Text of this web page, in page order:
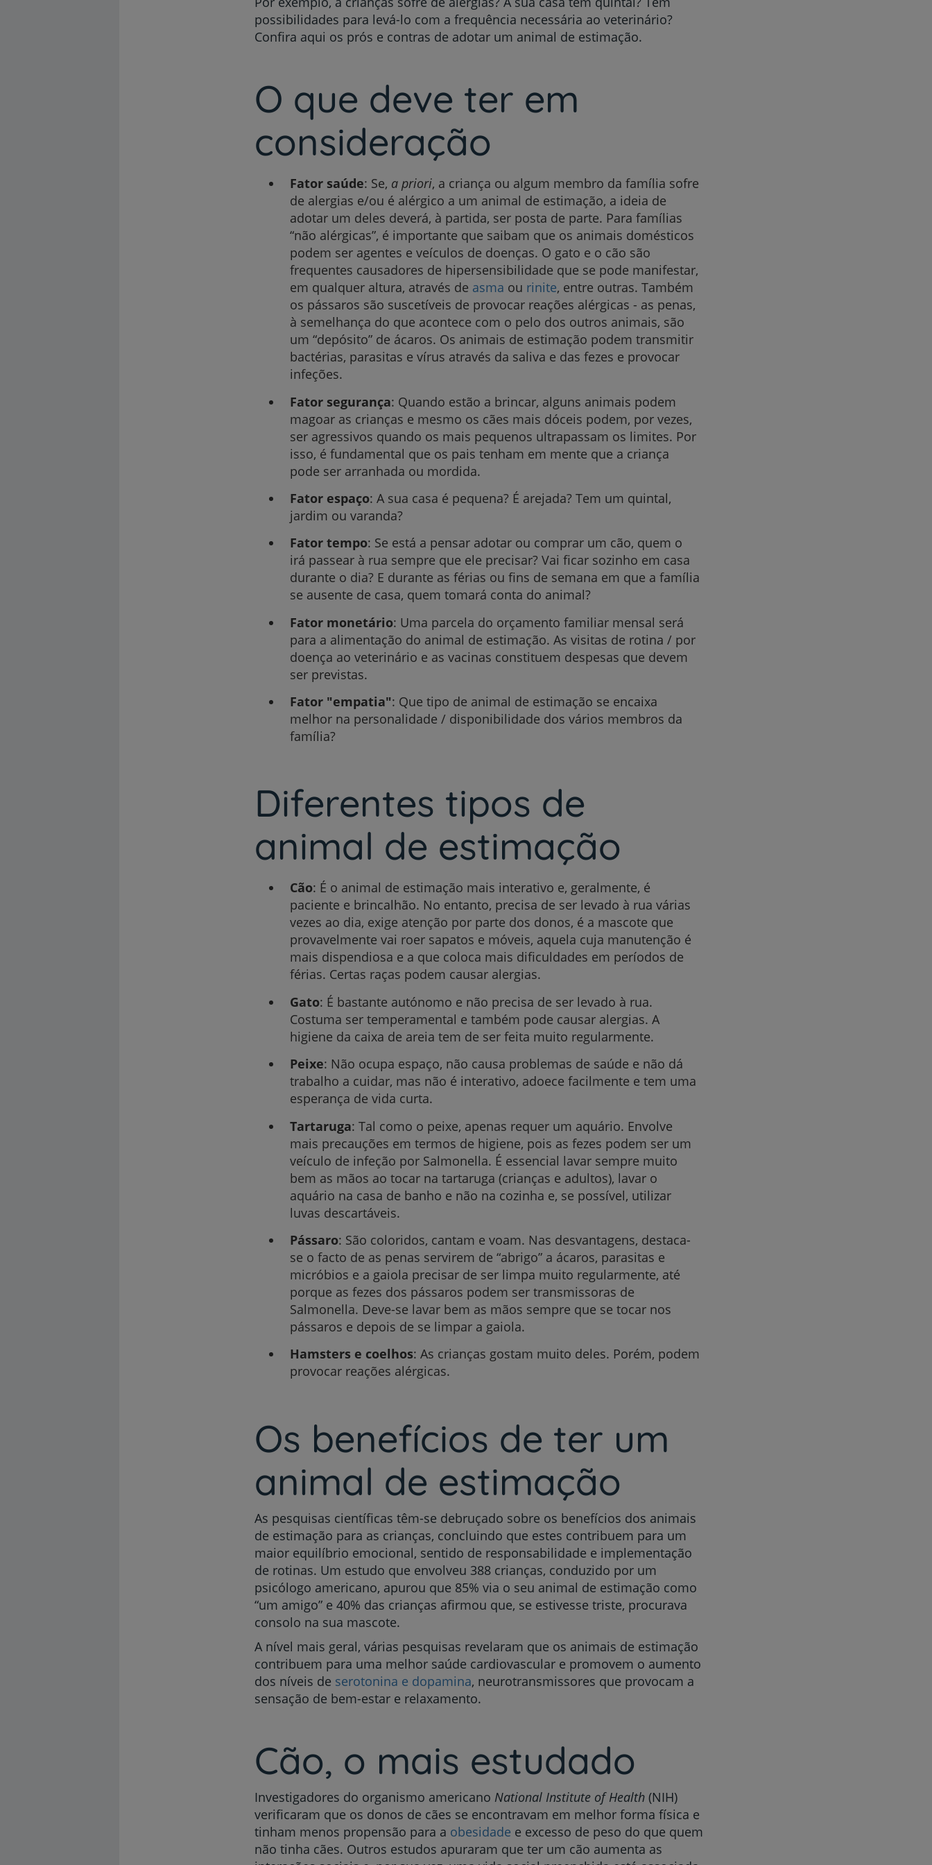
Prevenção e bem-estar
Serviços CUF
Plano +CUF
My CUF
Clientes e acompanhantes
CUF Academic Center
Para profissionais
Sobre nós
Contacte-nos
possibilidades para levá-lo com a frequência necessária ao veterinário?
Confira aqui os prós e contras de adotar um animal de estimação.
O que deve ter em
consideração
Fator saúde: Se, a priori, a criança ou algum membro da família sofre
de alergias e/ou é alérgico a um animal de estimação, a ideia de
adotar um deles deverá, à partida, ser posta de parte. Para famílias
“não alérgicas”, é importante que saibam que os animais domésticos
podem ser agentes e veículos de doenças. O gato e o cão são
frequentes causadores de hipersensibilidade que se pode manifestar,
em qualquer altura, através de asma ou rinite, entre outras. Também
os pássaros são suscetíveis de provocar reações alérgicas - as penas,
à semelhança do que acontece com o pelo dos outros animais, são
um “depósito” de ácaros. Os animais de estimação podem transmitir
bactérias, parasitas e vírus através da saliva e das fezes e provocar
infeções.
Fator segurança: Quando estão a brincar, alguns animais podem
magoar as crianças e mesmo os cães mais dóceis podem, por vezes,
ser agressivos quando os mais pequenos ultrapassam os limites. Por
isso, é fundamental que os pais tenham em mente que a criança
pode ser arranhada ou mordida.
Fator espaço: A sua casa é pequena? É arejada? Tem um quintal,
jardim ou varanda?
Fator tempo: Se está a pensar adotar ou comprar um cão, quem o
irá passear à rua sempre que ele precisar? Vai ficar sozinho em casa
durante o dia? E durante as férias ou fins de semana em que a família
se ausente de casa, quem tomará conta do animal?
Fator monetário: Uma parcela do orçamento familiar mensal será
para a alimentação do animal de estimação. As visitas de rotina / por
doença ao veterinário e as vacinas constituem despesas que devem
ser previstas.
Fator "empatia": Que tipo de animal de estimação se encaixa
melhor na personalidade / disponibilidade dos vários membros da
família?
Diferentes tipos de
animal de estimação
Cão: É o animal de estimação mais interativo e, geralmente, é
paciente e brincalhão. No entanto, precisa de ser levado à rua várias
vezes ao dia, exige atenção por parte dos donos, é a mascote que
provavelmente vai roer sapatos e móveis, aquela cuja manutenção é
mais dispendiosa e a que coloca mais dificuldades em períodos de
férias. Certas raças podem causar alergias.
Gato: É bastante autónomo e não precisa de ser levado à rua.
Costuma ser temperamental e também pode causar alergias. A
higiene da caixa de areia tem de ser feita muito regularmente.
Peixe: Não ocupa espaço, não causa problemas de saúde e não dá
trabalho a cuidar, mas não é interativo, adoece facilmente e tem uma
esperança de vida curta.
Tartaruga: Tal como o peixe, apenas requer um aquário. Envolve
mais precauções em termos de higiene, pois as fezes podem ser um
veículo de infeção por Salmonella. É essencial lavar sempre muito
bem as mãos ao tocar na tartaruga (crianças e adultos), lavar o
aquário na casa de banho e não na cozinha e, se possível, utilizar
luvas descartáveis.
Pássaro: São coloridos, cantam e voam. Nas desvantagens, destaca-
se o facto de as penas servirem de “abrigo” a ácaros, parasitas e
micróbios e a gaiola precisar de ser limpa muito regularmente, até
porque as fezes dos pássaros podem ser transmissoras de
Salmonella. Deve-se lavar bem as mãos sempre que se tocar nos
pássaros e depois de se limpar a gaiola.
Hamsters e coelhos: As crianças gostam muito deles. Porém, podem
provocar reações alérgicas.
Os benefícios de ter um
animal de estimação
As pesquisas científicas têm-se debruçado sobre os benefícios dos animais
de estimação para as crianças, concluindo que estes contribuem para um
maior equilíbrio emocional, sentido de responsabilidade e implementação
de rotinas. Um estudo que envolveu 388 crianças, conduzido por um
psicólogo americano, apurou que 85% via o seu animal de estimação como
“um amigo” e 40% das crianças afirmou que, se estivesse triste, procurava
consolo na sua mascote.
A nível mais geral, várias pesquisas revelaram que os animais de estimação
contribuem para uma melhor saúde cardiovascular e promovem o aumento
dos níveis de serotonina e dopamina, neurotransmissores que provocam a
sensação de bem-estar e relaxamento.
Cão, o mais estudado
Investigadores do organismo americano National Institute of Health (NIH)
verificaram que os donos de cães se encontravam em melhor forma física e
tinham menos propensão para a obesidade e excesso de peso do que quem
não tinha cães. Outros estudos apuraram que ter um cão aumenta as